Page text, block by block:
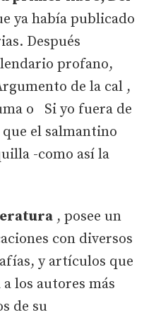
ya había publicado
Después
profano,
de la cal ,
o Si yo fuera de
el salmantino
-como así la
, posee un
con diversos
y artículos que
los autores más
de su